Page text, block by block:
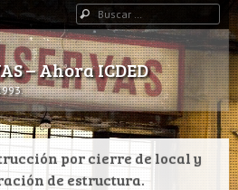
Buscar
– Ahora ICDED
por cierre de local y
de estructura.